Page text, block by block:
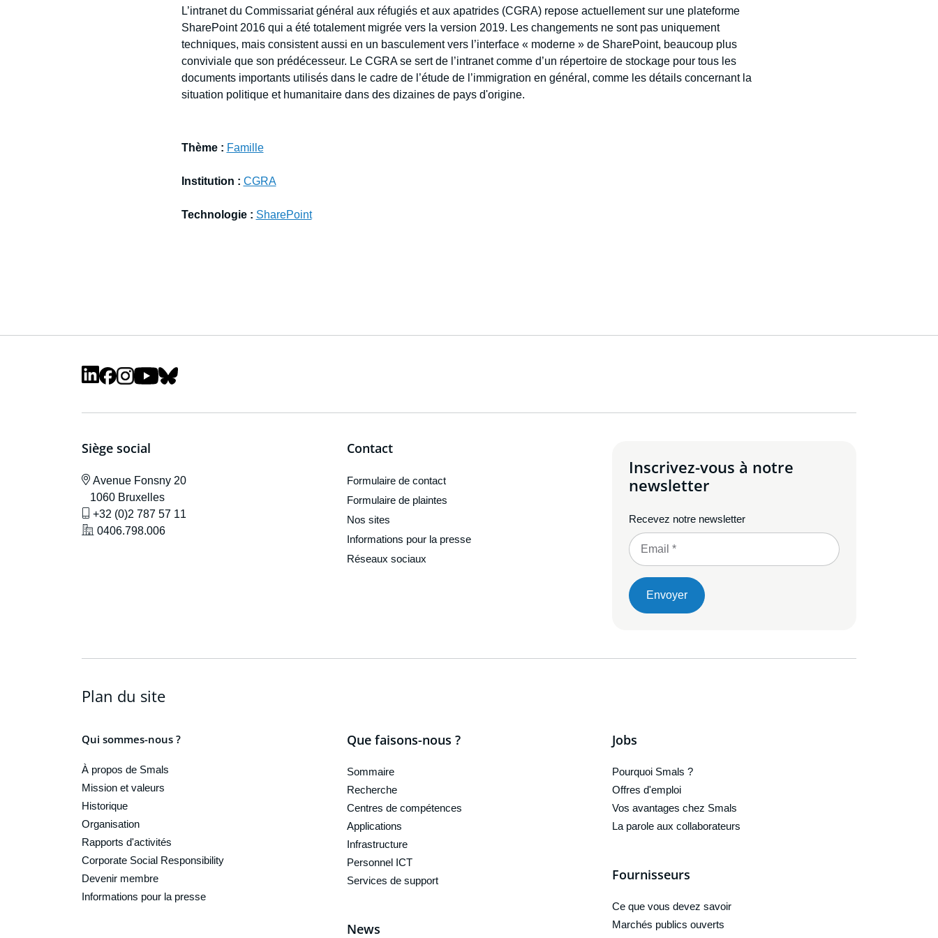
L’intranet du Commissariat général aux réfugiés et aux apatrides (CGRA) repose actuellement sur une plateforme
SharePoint 2016 qui a été totalement migrée vers la version 2019. Les changements ne sont pas uniquement
techniques, mais consistent aussi en un basculement vers l’interface « moderne » de SharePoint, beaucoup plus
conviviale que son prédécesseur. Le CGRA se sert de l’intranet comme d’un répertoire de stockage pour tous les
documents importants utilisés dans le cadre de l’étude de l’immigration en général, comme les détails concernant la
situation politique et humanitaire dans des dizaines de pays d'origine.
Thème : Famille
Institution : CGRA
Technologie : SharePoint
Siège social
icône de localisation
Avenue Fonsny 20
1060 Bruxelles
icône de gsm
+32 (0)2 787 57 11
icône de localisation
0406.798.006
Contact
Formulaire de contact
Formulaire de plaintes
Nos sites
Informations pour la presse
Réseaux sociaux
Inscrivez-vous à notre
newsletter
Recevez notre newsletter
Envoyer
Plan du site
Qui sommes-nous ?
À propos de Smals
Mission et valeurs
Historique
Organisation
Rapports d'activités
Corporate Social Responsibility
Devenir membre
Informations pour la presse
Que faisons-nous ?
Sommaire
Recherche
Centres de compétences
Applications
Infrastructure
Personnel ICT
Services de support
News
Jobs
Pourquoi Smals ?
Offres d'emploi
Vos avantages chez Smals
La parole aux collaborateurs
Fournisseurs
Ce que vous devez savoir
Marchés publics ouverts